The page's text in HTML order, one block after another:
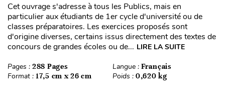
Cet ouvrage s'adresse à tous les Publics, mais en
particulier aux étudiants de 1er cycle d'université ou de
classes préparatoires. Les exercices proposés sont
d'origine diverses, certains issus directement des textes de
concours de grandes écoles ou de... LIRE LA SUITE
Pages : 288 Pages Langue : Français
Format : 17,5 cm x 26 cm Poids : 0,620 kg